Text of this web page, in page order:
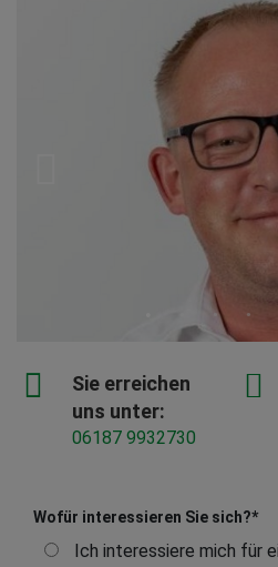
Sie erreichen
uns unter:
06187 9932730
Wofür interessieren Sie sich?*